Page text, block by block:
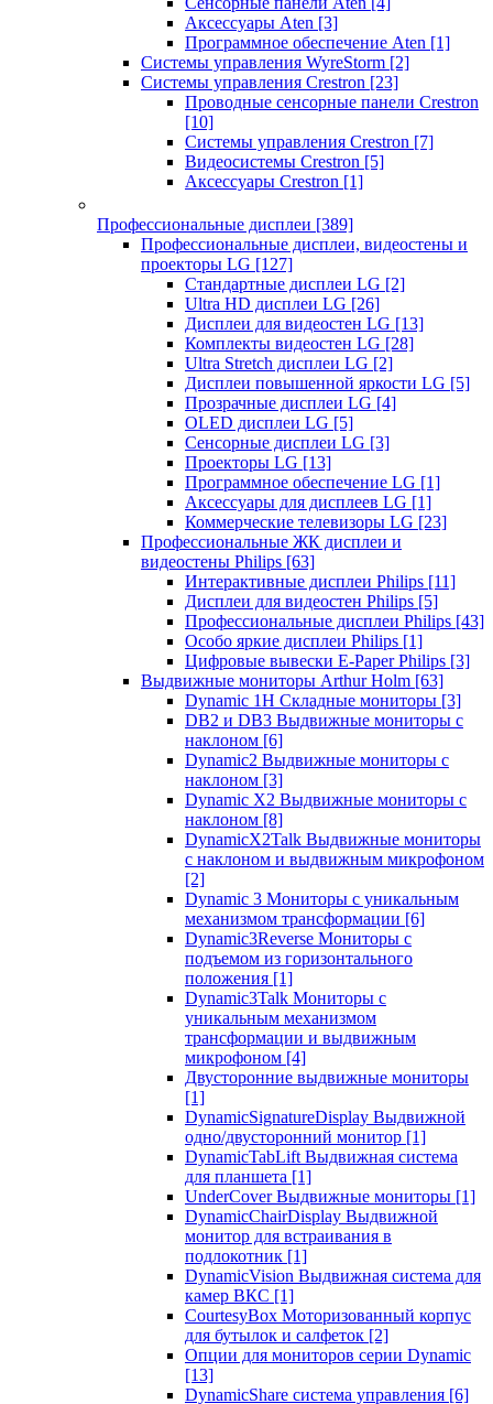
Аксессуары Aten [3]
Программное обеспечение Aten [1]
Системы управления WyreStorm [2]
Системы управления Crestron [23]
Проводные сенсорные панели Crestron
[10]
Системы управления Crestron [7]
Видеосистемы Crestron [5]
Аксессуары Crestron [1]
Профессиональные дисплеи [389]
Профессиональные дисплеи, видеостены и
проекторы LG [127]
Стандартные дисплеи LG [2]
Ultra HD дисплеи LG [26]
Дисплеи для видеостен LG [13]
Комплекты видеостен LG [28]
Ultra Stretch дисплеи LG [2]
Дисплеи повышенной яркости LG [5]
Прозрачные дисплеи LG [4]
OLED дисплеи LG [5]
Сенсорные дисплеи LG [3]
Проекторы LG [13]
Программное обеспечение LG [1]
Аксессуары для дисплеев LG [1]
Коммерческие телевизоры LG [23]
Профессиональные ЖК дисплеи и
видеостены Philips [63]
Интерактивные дисплеи Philips [11]
Дисплеи для видеостен Philips [5]
Профессиональные дисплеи Philips [43]
Особо яркие дисплеи Philips [1]
Цифровые вывески E-Paper Philips [3]
Выдвижные мониторы Arthur Holm [63]
Dynamic 1Н Складные мониторы [3]
DB2 и DB3 Выдвижные мониторы с
наклоном [6]
Dynamic2 Выдвижные мониторы с
наклоном [3]
Dynamic X2 Выдвижные мониторы с
наклоном [8]
DynamicX2Talk Выдвижные мониторы
с наклоном и выдвижным микрофоном
[2]
Dynamic 3 Мониторы с уникальным
механизмом трансформации [6]
Dynamic3Reverse Мониторы с
подъемом из горизонтального
положения [1]
Dynamic3Talk Мониторы с
уникальным механизмом
трансформации и выдвижным
микрофоном [4]
Двусторонние выдвижные мониторы
[1]
DynamicSignatureDisplay Выдвижной
одно/двусторонний монитор [1]
DynamicTabLift Выдвижная система
для планшета [1]
UnderCover Выдвижные мониторы [1]
DynamicChairDisplay Выдвижной
монитор для встраивания в
подлокотник [1]
DynamicVision Выдвижная система для
камер ВКС [1]
CourtesyBox Моторизованный корпус
для бутылок и салфеток [2]
Опции для мониторов серии Dynamic
[13]
DynamicShare система управления [6]